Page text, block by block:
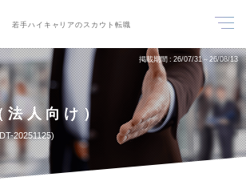
若手ハイキャリアのスカウト転職
掲載期間 26/07/31～26/08/13
法人向け）
20251125